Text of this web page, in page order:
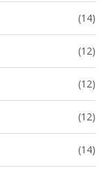
(14)
(12)
(12)
(12)
(14)